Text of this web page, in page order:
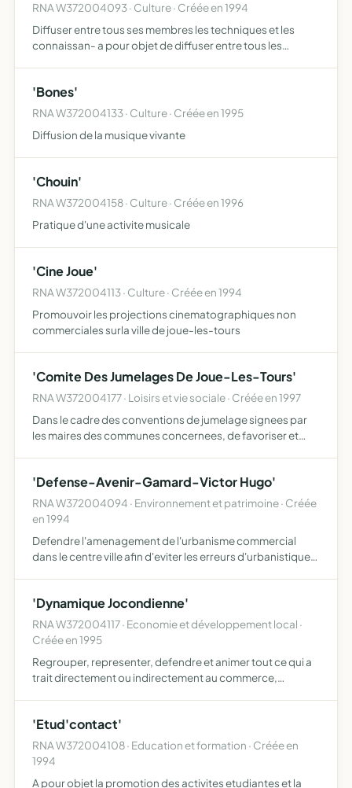
RNA W372004093 · Culture · Créée en 1994
Diffuser entre tous ses membres les techniques et les
connaissan- a pour objet de diffuser entre tous les
'Bones'
RNA W372004133 · Culture · Créée en 1995
Diffusion de la musique vivante
'Chouin'
RNA W372004158 · Culture · Créée en 1996
Pratique d'une activite musicale
'Cine Joue'
RNA W372004113 · Culture · Créée en 1994
Promouvoir les projections cinematographiques non
commerciales surla ville de joue-les-tours
'Comite Des Jumelages De Joue-Les-Tours'
RNA W372004177 · Loisirs et vie sociale · Créée en 1997
Dans le cadre des conventions de jumelage signees par
les maires des communes concernees, de favoriser et
'Defense-Avenir-Gamard-Victor Hugo'
RNA W372004094 · Environnement et patrimoine · Créée
en 1994
Defendre l'amenagement de l'urbanisme commercial
dans le centre ville afin d'eviter les erreurs d'urbanistiques,
'Dynamique Jocondienne'
RNA W372004117 · Economie et développement local ·
Créée en 1995
Regrouper, representer, defendre et animer tout ce qui a
trait directement ou indirectement au commerce,
'Etud'contact'
RNA W372004108 · Education et formation · Créée en
1994
A pour objet la promotion des activites etudiantes et la